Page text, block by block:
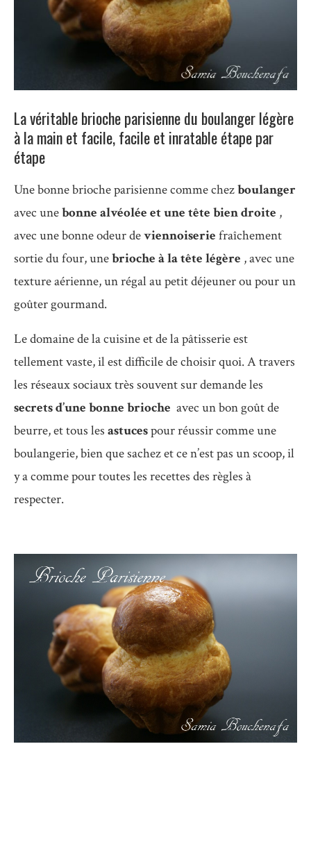
La véritable brioche parisienne du boulanger légère
à la main et facile, facile et inratable étape par
étape
Une bonne brioche parisienne comme chezboulanger
avec unebonne alvéolée et une tête bien droite ,
avec une bonne odeur deviennoiserie fraîchement
sortie du four, unebrioche à la tête légère , avec une
texture aérienne, un régal au petit déjeuner ou pour un
goûter gourmand.
Le domaine de la cuisine et de la pâtisserie est
tellement vaste, il est difficile de choisir quoi.A travers
les réseaux sociaux très souvent sur demande les
secrets d’une bonne brioche avec un bon goût de
beurre, et tous les astucespour réussir comme une
boulangerie, bien que sachez et ce n’est pas un scoop, il
y a comme pour toutes les recettes des règles à
respecter.